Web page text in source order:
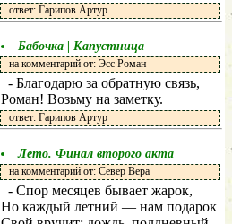
ответ: Гарипов Артур
Бабочка | Капустница
на комментарий от: Эсс Роман
- Благодарю за обратную связь,
Роман! Возьму на заметку.
ответ: Гарипов Артур
Лето. Финал второго акта
на комментарий от: Север Вера
- Спор месяцев бывает жарок,
Но каждый летний — нам подарок